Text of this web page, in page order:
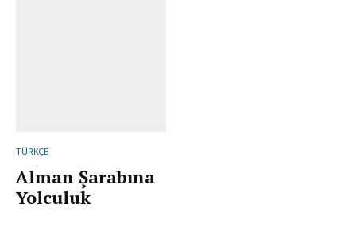
TÜRKÇE
Alman Şarabına
Yolculuk